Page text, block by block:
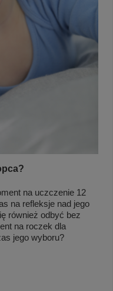
na uczczenie 12
na refleksje nad jego
również odbyć bez
na roczek dla
jego wyboru?